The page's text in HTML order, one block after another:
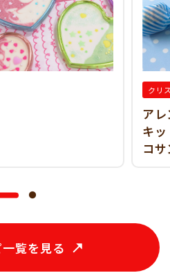
クリ
ア
キ
コ
一覧を見る